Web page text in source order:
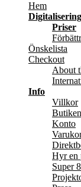
Hem
Digitalisering
Priser
Önskelista
Checkout
About
Info
Villkor
Butiken
Konto
Hyr en
Super